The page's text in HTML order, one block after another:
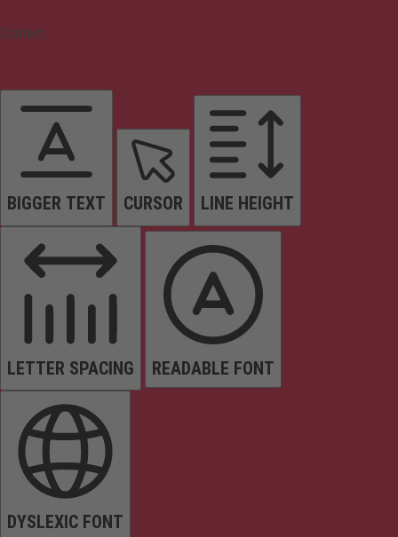
Content
BIGGER TEXT CURSOR LINE HEIGHT
LETTER SPACING READABLE FONT
DYSLEXIC FONT